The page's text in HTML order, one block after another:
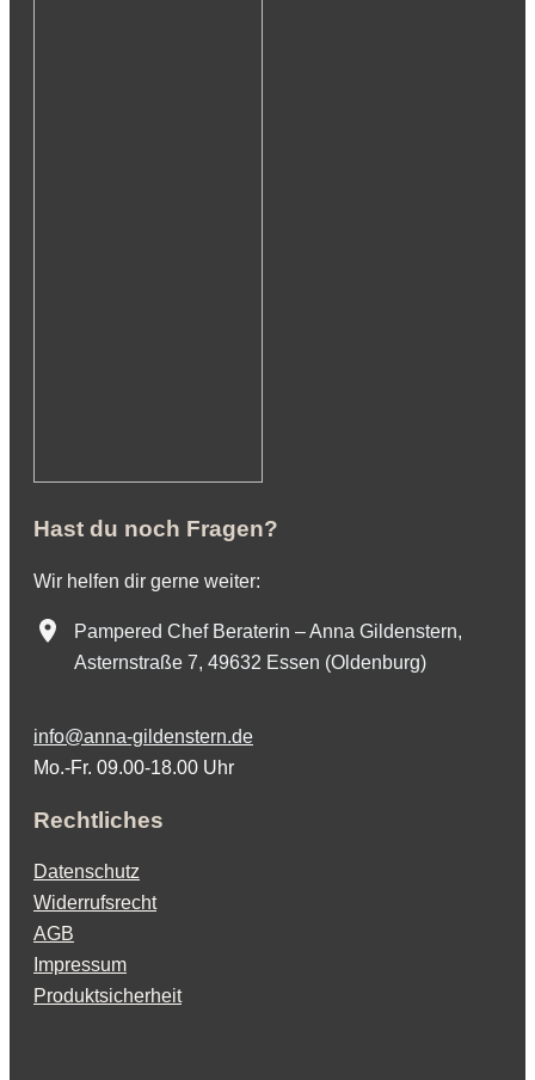
Hast du noch Fragen?
Wir helfen dir gerne weiter:
Pampered Chef Beraterin – Anna Gildenstern,
Asternstraße 7, 49632 Essen (Oldenburg)
info@anna-gildenstern.de
Mo.-Fr. 09.00-18.00 Uhr
Rechtliches
Datenschutz
Widerrufsrecht
AGB
Impressum
Produktsicherheit